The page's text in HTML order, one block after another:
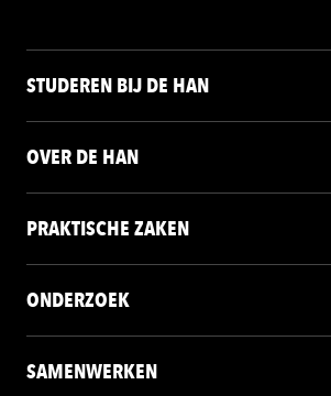
STUDEREN BIJ DE HAN
OVER DE HAN
PRAKTISCHE ZAKEN
ONDERZOEK
SAMENWERKEN